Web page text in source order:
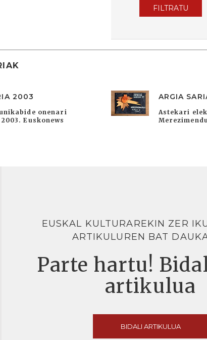
FILTRATU
2003
onenari
Euskonews
ARGIA
Astekari
EUSKAL KULTURAREKIN ZER
ARTIKULUREN BAT
Parte hartu!
artikulua
BIDALI ARTIKULUA